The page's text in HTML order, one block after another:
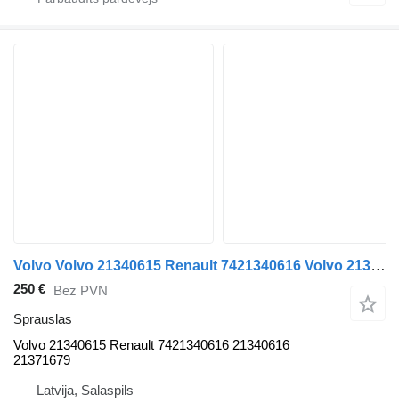
Volvo Volvo 21340615 Renault 7421340616 Volvo 21340616 Volvo 21371679 sprauslas paredzēts Volvo FH13 vilcēja
250 € Bez PVN
Sprauslas
Volvo 21340615 Renault 7421340616 21340616
21371679
Latvija, Salaspils